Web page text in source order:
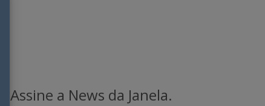
Assine a News da Janela.